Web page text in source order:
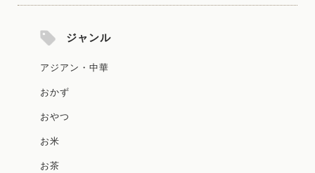
ジャンル
アジアン・中華
おかず
おやつ
お米
お茶